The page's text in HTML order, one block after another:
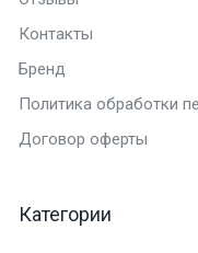
Контакты
Бренд
Политика обработки
Договор оферты
Категории